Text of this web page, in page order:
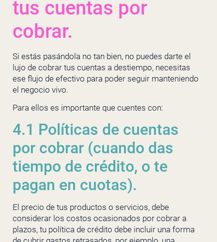
tus cuentas por
cobrar.
Si estás pasándola no tan bien, no puedes darte el
lujo de cobrar tus cuentas a destiempo, necesitas
ese flujo de efectivo para poder seguir manteniendo
el negocio vivo.
Para ellos es importante que cuentes con:
4.1 Políticas de cuentas
por cobrar (cuando das
tiempo de crédito, o te
pagan en cuotas).
El precio de tus productos o servicios, debe
considerar los costos ocasionados por cobrar a
plazos, tu política de crédito debe incluir una forma